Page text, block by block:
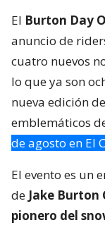
El Burton Day
anuncio de
cuatro nuevos
lo que ya son
nueva edición
emblemáticos
de agosto en El
El evento es un
de Jake
pionero del